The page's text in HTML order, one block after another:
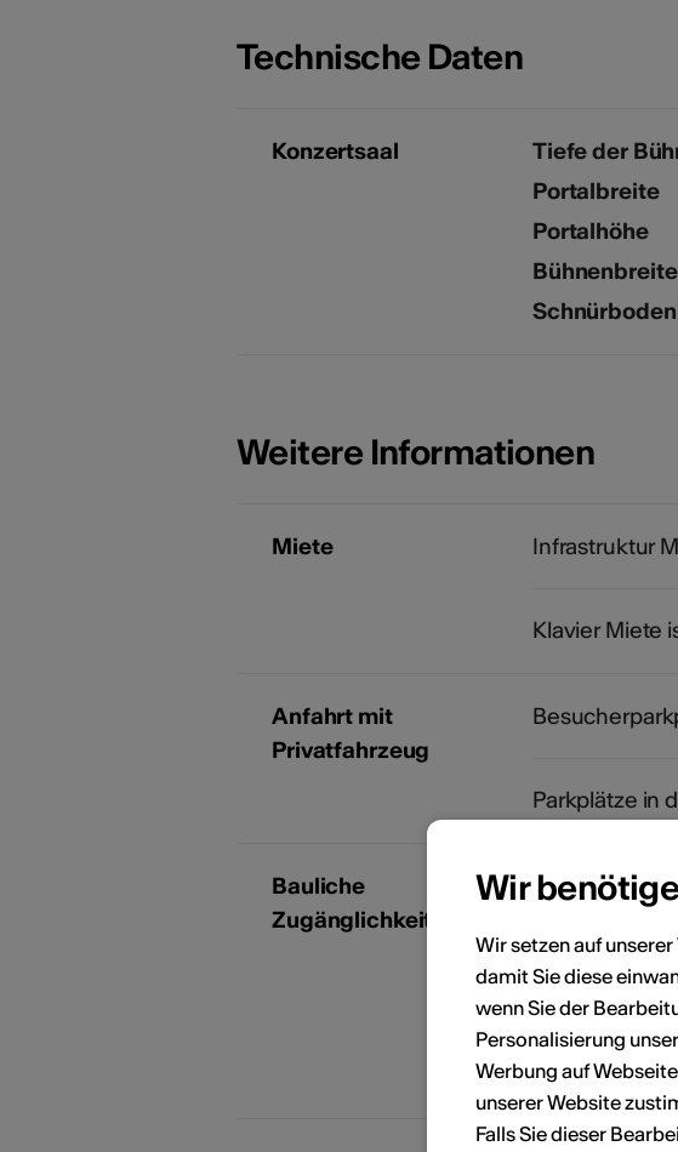
Technische Daten
Konzertsaal Tiefe der
Portalbreite
Portalhöhe
Bühnenbreite
Weitere Informationen
Miete Infrastruktur
Klavier Miete
Anfahrt mit
Privatfahrzeug
Parkplätze in
Bauliche
Zugänglichkeit
Details zur
Wir
Wir setzen auf
damit Sie diese
wenn Sie der
Personalisierung
Werbung auf
unserer Website
Falls Sie dieser